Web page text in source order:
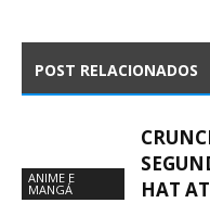
POST RELACIONADOS
ANIME E
MANGÁ
HAT